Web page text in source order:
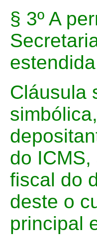
§ 3º A
Cláusula
do
fiscal do
deste o
principal